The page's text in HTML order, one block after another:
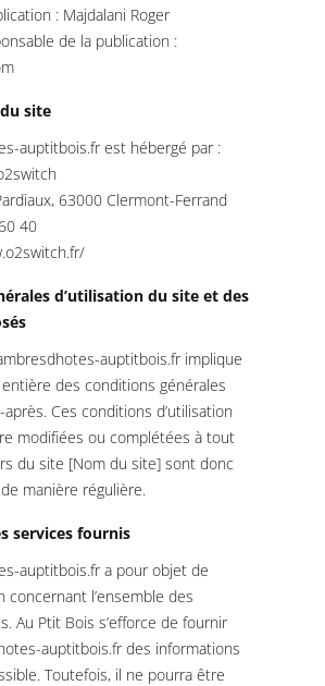
: Majdalani Roger
de la publication :
site
auptitbois.fr est hébergé par :
63000 Clermont-Ferrand
40
d’utilisation du site et des
auptitbois.fr implique
des conditions générales
Ces conditions d’utilisation
modifiées ou complétées à tout
du site [Nom du site] sont donc
manière régulière.
services fournis
auptitbois.fr a pour objet de
l’ensemble des
Au Ptit Bois s’efforce de fournir
auptitbois.fr des informations
Toutefois, il ne pourra être